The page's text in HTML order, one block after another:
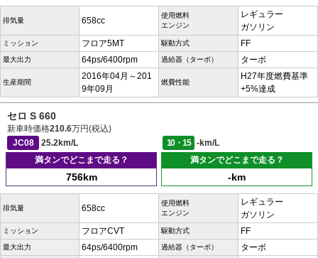
排気量 658cc
使用燃料
エンジン
レギュラー
ガソリン
ミッション フロア5MT 駆動方式 FF
最大出力 64ps/6400rpm 過給器（ターボ） ターボ
生産期間
2016年04月～201
9年09月
燃費性能
H27年度燃費基準
+5%達成
セロ S 660
新車時価格210.6万円(税込)
JC08
25.2km/L 10・15
-km/L
満タンでどこまで走る？
756km
満タンでどこまで走る？
-km
排気量 658cc
使用燃料
エンジン
レギュラー
ガソリン
ミッション フロアCVT 駆動方式 FF
最大出力 64ps/6400rpm 過給器（ターボ） ターボ